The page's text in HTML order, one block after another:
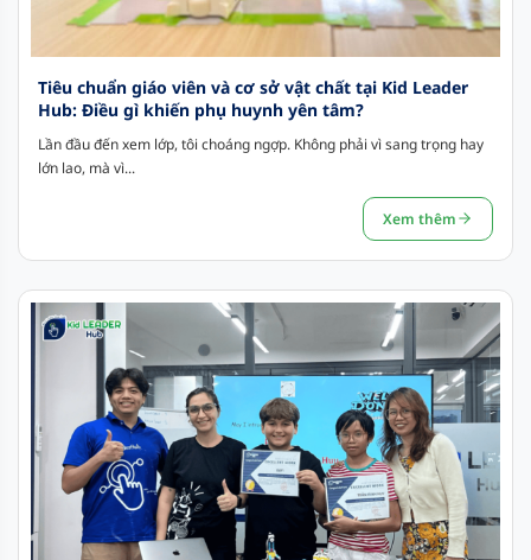
Tiêu chuẩn giáo viên và cơ sở vật chất tại Kid Leader
Hub: Điều gì khiến phụ huynh yên tâm?
Lần đầu đến xem lớp, tôi choáng ngợp. Không phải vì sang trọng hay
lớn lao, mà vì...
Xem thêm